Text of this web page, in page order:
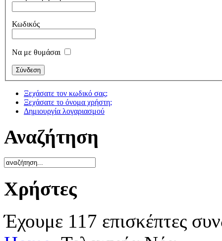
Κωδικός
Να με θυμάσαι
Ξεχάσατε τον κωδικό σας;
Ξεχάσατε το όνομα χρήστη;
Δημιουργία λογαριασμού
Αναζήτηση
Χρήστες
Έχουμε 117 επισκέπτες